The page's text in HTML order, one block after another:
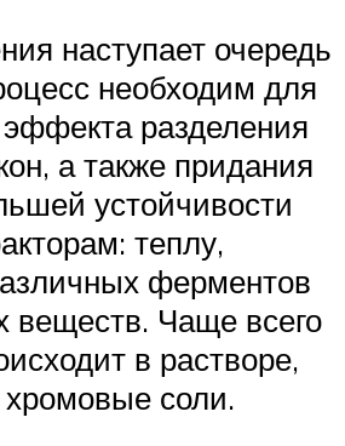
наступает очередь
необходим для
разделения
а также придания
устойчивости
теплу,
ферментов
веществ. Чаще всего
в растворе,
соли.